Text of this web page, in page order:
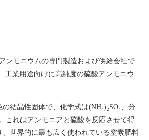
ンモニウムの専門製造および供給会社で
工業用途向けに高純度の硫酸アンモニウ
結晶性固体で、化学式は(NH₄)₂SO₄、分
これはアンモニアと硫酸を反応させて得
、世界的に最も広く使われている窒素肥料